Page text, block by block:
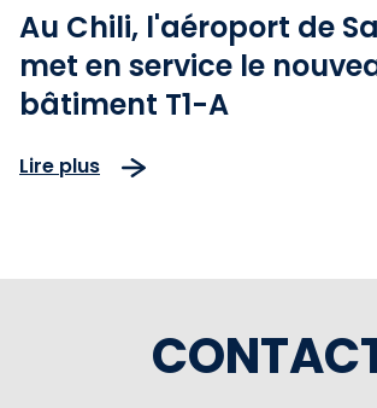
Au Chili, l'aéroport de
met en service le
bâtiment T1-A
Lire plus